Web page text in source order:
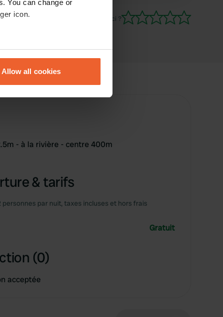
You can change or
icon.
meters
may combine it with
Allow all cookies
Es-tu déjà venu ici ?
- à la rivière - centre 400m
& tarifs
par nuit, taxes incluses et hors frais
Gratuit
(0)
acceptée